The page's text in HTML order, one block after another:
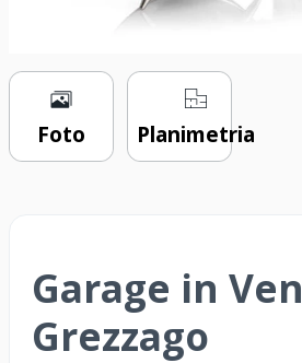
Foto Planimetria
Garage in
Grezzago